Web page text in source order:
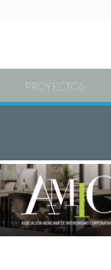
PROYECTOS